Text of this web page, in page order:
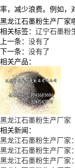
率，减少浪费。例如，
黑龙江石墨粉生产厂家
相关标签： 辽宁石墨粉
上一条： 没有了
下一条： 没有了
相关产品：
黑龙江石墨粉生产厂家
相关新闻：
黑龙江石墨粉生产厂家
黑龙江石墨粉生产厂家
黑龙江石墨粉生产厂家